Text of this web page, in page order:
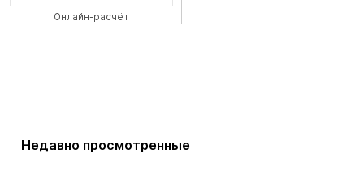
Онлайн-расчёт
Недавно просмотренные